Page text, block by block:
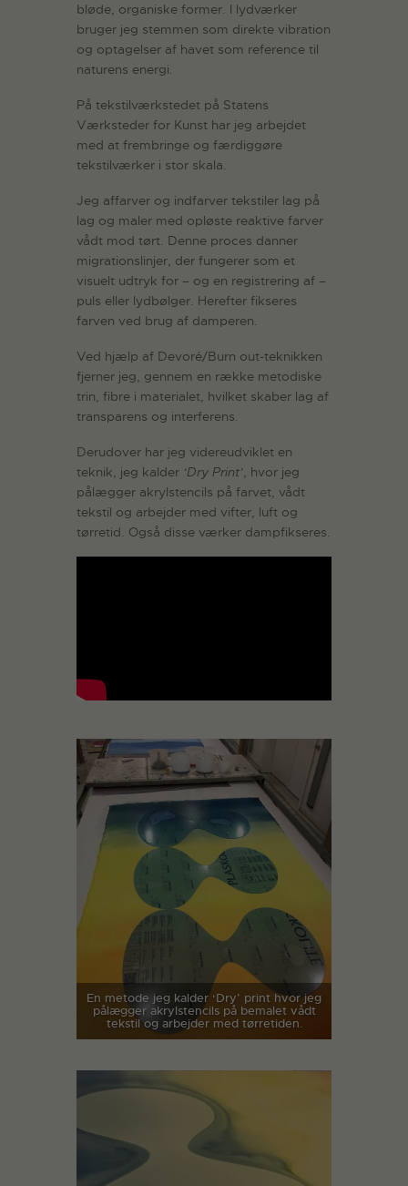
bløde, organiske former. I lydværker
bruger jeg stemmen som direkte vibration
og optagelser af havet som reference til
naturens energi.
På tekstilværkstedet på Statens
Værksteder for Kunst har jeg arbejdet
med at frembringe og færdiggøre
tekstilværker i stor skala.
Jeg affarver og indfarver tekstiler lag på
lag og maler med opløste reaktive farver
vådt mod tørt. Denne proces danner
migrationslinjer, der fungerer som et
visuelt udtryk for – og en registrering af –
puls eller lydbølger. Herefter fikseres
farven ved brug af damperen.
Ved hjælp af Devoré/Burn out-teknikken
fjerner jeg, gennem en række metodiske
trin, fibre i materialet, hvilket skaber lag af
transparens og interferens.
Derudover har jeg videreudviklet en
teknik, jeg kalder ‘Dry Print’ , hvor jeg
pålægger akrylstencils på farvet, vådt
tekstil og arbejder med vifter, luft og
tørretid. Også disse værker dampfikseres.
En metode jeg kalder ‘Dry’ print hvor jeg
pålægger akrylstencils på bemalet vådt
tekstil og arbejder med tørretiden.